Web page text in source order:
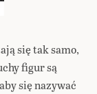
się tak samo,
figur są
się nazywać